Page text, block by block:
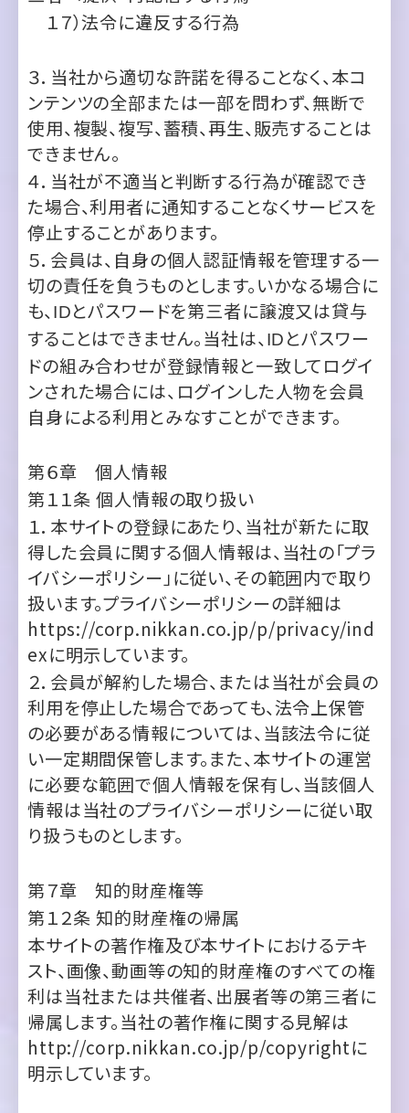
ンテンツの全部または一部を問わず、無断で
できません。
４．当社が不適当と判断する行為が確認でき
た場合、利用者に通知することなくサービスを
停止することがあります。
５．会員は、自身の個人認証情報を管理する一
切の責任を負うものとします。いかなる場合に
も、IDとパスワードを第三者に譲渡又は貸与
することはできません。当社は、IDとパスワー
ドの組み合わせが登録情報と一致してログイ
ンされた場合には、ログインした人物を会員
自身による利用とみなすことができます。
第６章 個人情報
第１１条 個人情報の取り扱い
得した会員に関する個人情報は、当社の「プラ
イバシーポリシー」に従い、その範囲内で取り
扱います。プライバシーポリシーの詳細は
https://corp.nikkan.co.jp/p/privacy/ind
exに明示しています。
２．会員が解約した場合、または当社が会員の
利用を停止した場合であっても、法令上保管
の必要がある情報については、当該法令に従
い一定期間保管します。また、本サイトの運営
に必要な範囲で個人情報を保有し、当該個人
情報は当社のプライバシーポリシーに従い取
り扱うものとします。
第７章 知的財産権等
第１２条 知的財産権の帰属
スト、画像、動画等の知的財産権のすべての権
利は当社または共催者、出展者等の第三者に
帰属します。当社の著作権に関する見解は
http://corp.nikkan.co.jp/p/copyrightに
明示しています。
第８章 利用停止
第１３条 会員登録の解除